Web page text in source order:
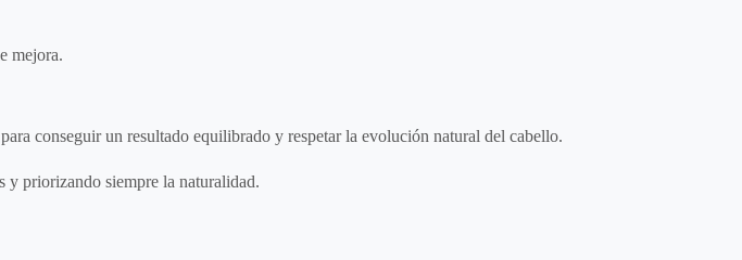
mejora.
conseguir un resultado equilibrado y respetar la evolución natural del cabello.
y priorizando siempre la naturalidad.